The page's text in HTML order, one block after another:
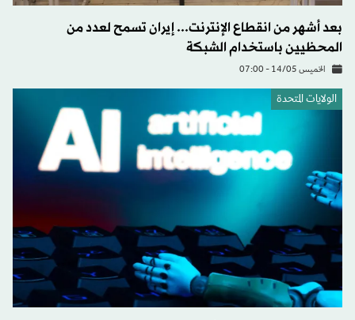
بعد أشهر من انقطاع الإنترنت... إيران تسمح لعدد من
المحظيين باستخدام الشبكة
الخميس 14/05 - 07:00
الولايات المتحدة​